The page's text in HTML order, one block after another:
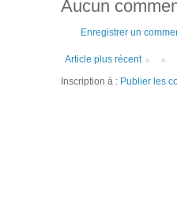
Aucun
Enregistrer un
Article plus récent
Inscription à : Publier les